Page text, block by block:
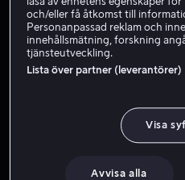
Hyr
Köp
Anna är en ung tyska vars
Anna är en ung tyska vars
Frankrike under första
fransmannen Adrien en dag
och/eller få åtkomst till
Personanpassad reklam och
innehållsmätning, forskning
tjänsteutveckling.
Lista över partner (leverantörer)
Visa
Avvisa alla